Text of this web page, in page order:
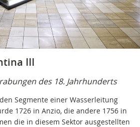
III
des 18. Jahrhunderts
Segmente einer Wasserleitung
1726 in Anzio, die andere 1756 in
die in diesem Sektor ausgestellten